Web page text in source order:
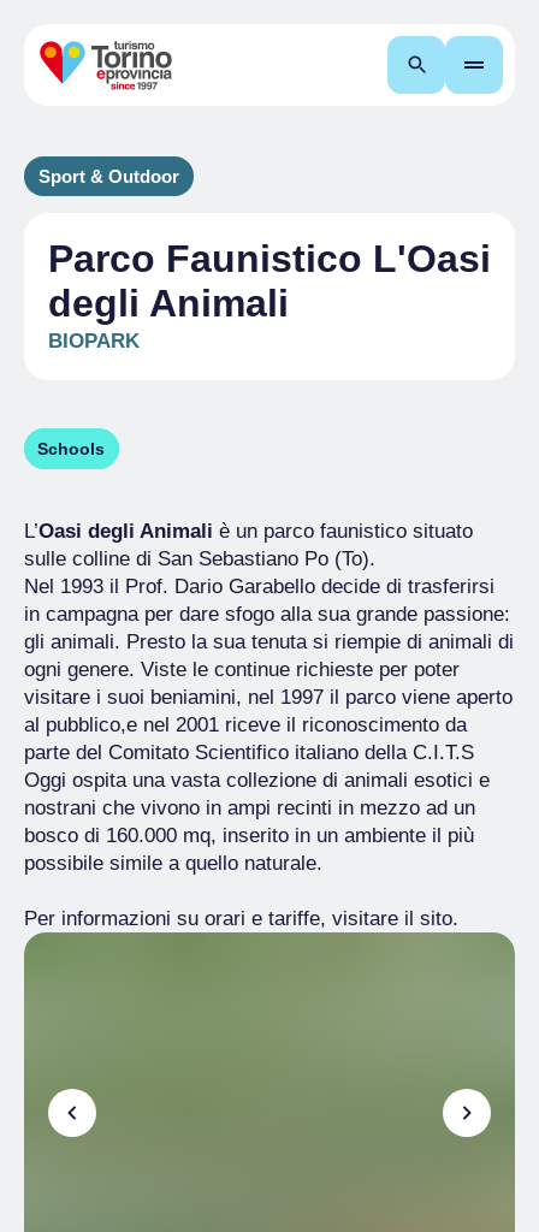
Search
Sport & Outdoor
Parco Faunistico L'Oasi
degli Animali
BIOPARK
Schools
L’Oasi degli Animali è un parco faunistico situato
sulle colline di San Sebastiano Po (To).
Nel 1993 il Prof. Dario Garabello decide di trasferirsi
in campagna per dare sfogo alla sua grande passione:
gli animali. Presto la sua tenuta si riempie di animali di
ogni genere. Viste le continue richieste per poter
visitare i suoi beniamini, nel 1997 il parco viene aperto
al pubblico,e nel 2001 riceve il riconoscimento da
parte del Comitato Scientifico italiano della C.I.T.S
Oggi ospita una vasta collezione di animali esotici e
nostrani che vivono in ampi recinti in mezzo ad un
bosco di 160.000 mq, inserito in un ambiente il più
possibile simile a quello naturale.
Per informazioni su orari e tariffe, visitare il sito.